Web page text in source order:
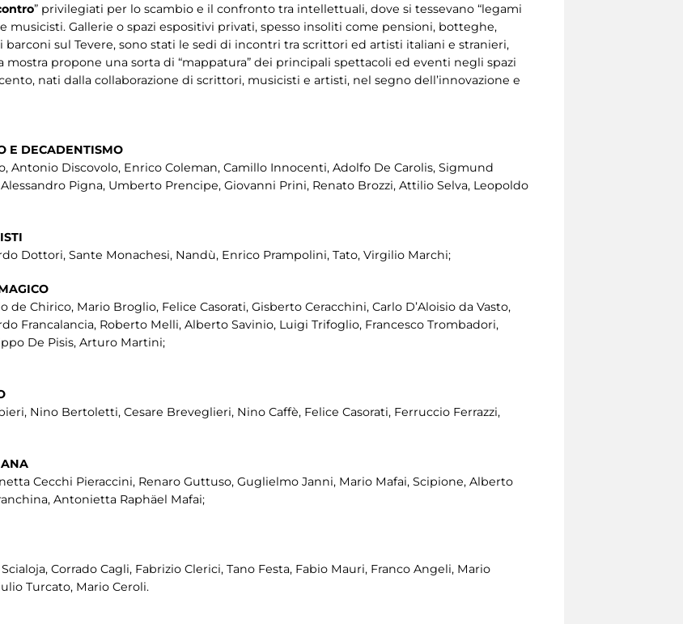
” privilegiati per lo scambio e il confronto tra intellettuali, dove si tessevano “legami
musicisti. Gallerie o spazi espositivi privati, spesso insoliti come pensioni, botteghe,
sul Tevere, sono stati le sedi di incontri tra scrittori ed artisti italiani e stranieri,
mostra propone una sorta di “mappatura” dei principali spettacoli ed eventi negli spazi
nati dalla collaborazione di scrittori, musicisti e artisti, nel segno dell’innovazione e
E DECADENTISMO
Antonio Discovolo, Enrico Coleman, Camillo Innocenti, Adolfo De Carolis, Sigmund
Pigna, Umberto Prencipe, Giovanni Prini, Renato Brozzi, Attilio Selva, Leopoldo
Dottori, Sante Monachesi, Nandù, Enrico Prampolini, Tato, Virgilio Marchi;
Chirico, Mario Broglio, Felice Casorati, Gisberto Ceracchini, Carlo D’Aloisio da Vasto,
Francalancia, Roberto Melli, Alberto Savinio, Luigi Trifoglio, Francesco Trombadori,
De Pisis, Arturo Martini;
Nino Bertoletti, Cesare Breveglieri, Nino Caffè, Felice Casorati, Ferruccio Ferrazzi,
Cecchi Pieraccini, Renaro Guttuso, Guglielmo Janni, Mario Mafai, Scipione, Alberto
Antonietta Raphäel Mafai;
Corrado Cagli, Fabrizio Clerici, Tano Festa, Fabio Mauri, Franco Angeli, Mario
Turcato, Mario Ceroli.